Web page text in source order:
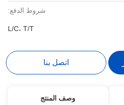
شروط الدفع:
L/C، T/T
اتصل بنا
وصف المنتج